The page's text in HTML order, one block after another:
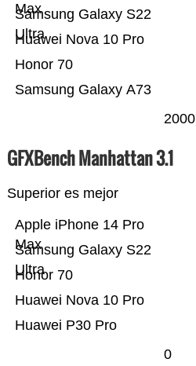
Samsung Galaxy A73
Honor 70
Huawei Nova 10 Pro
Samsung Galaxy S22
Ultra
Max
2000
GFXBench Manhattan 3.1
Superior es mejor
Huawei P30 Pro
Huawei Nova 10 Pro
Honor 70
Samsung Galaxy S22
Ultra
Apple iPhone 14 Pro
Max
0